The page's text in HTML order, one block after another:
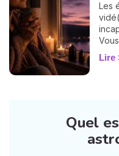
Les
Lire
Quel